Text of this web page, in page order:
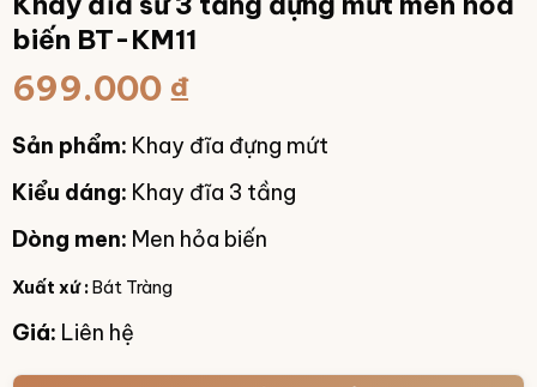
biến BT-KM11
699.000 ₫
Sản phẩm: Khay đĩa đựng mứt
Kiểu dáng: Khay đĩa 3 tầng
Dòng men: Men hỏa biến
Xuất xứ :Bát Tràng
Giá: Liên hệ